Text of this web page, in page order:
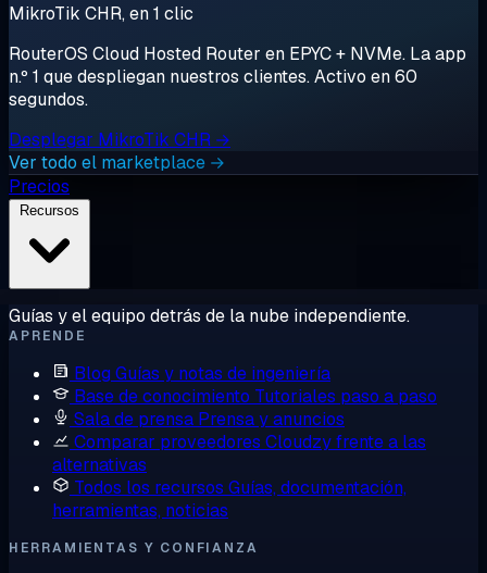
MikroTik CHR, en 1 clic
RouterOS Cloud Hosted Router en EPYC + NVMe. La app
n.º 1 que despliegan nuestros clientes. Activo en 60
segundos.
Desplegar MikroTik CHR →
Ver todo el marketplace →
Precios
Guías y el equipo detrás de la nube independiente.
APRENDE
Blog Guías y notas de ingeniería
Base de conocimiento Tutoriales paso a paso
Sala de prensa Prensa y anuncios
Comparar proveedores Cloudzy frente a las
alternativas
Todos los recursos Guías, documentación,
herramientas, noticias
HERRAMIENTAS Y CONFIANZA